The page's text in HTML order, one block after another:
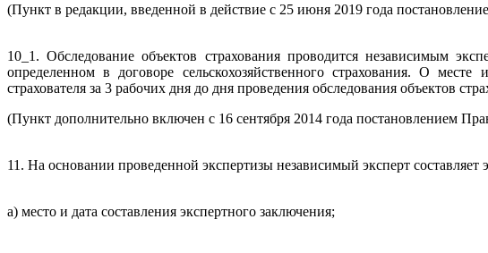
(Пункт в редакции, введенной в действие с 25 июня 2019 года
10_1. Обследование объектов страхования проводится независимым
определенном в договоре сельскохозяйственного страхования. О
страхователя за 3 рабочих дня до дня проведения обследования объектов
(Пункт дополнительно включен с 16 сентября 2014 года постановлением
11. На основании проведенной экспертизы независимый эксперт составляет
а) место и дата составления экспертного заключения;